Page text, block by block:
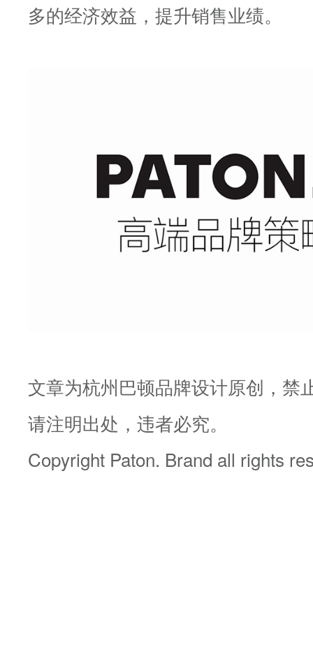
多的经济效益，提升销售业绩。
文章为杭州巴顿品牌设计原创，禁
请注明出处，违者必究。
Copyright Paton. Brand all rights